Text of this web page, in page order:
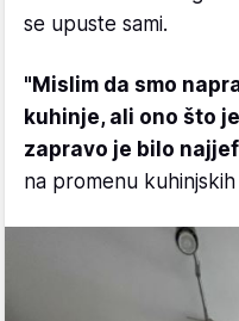
se upuste sami.
"Mislim da smo
kuhinje, ali ono što
zapravo je bilo
na promenu